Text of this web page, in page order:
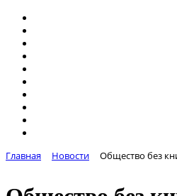
Главная Новости Общество без